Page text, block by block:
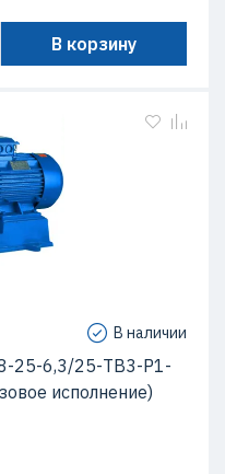
В корзину
В наличии
25-6,3/25-ТВ3-Р1-
исполнение)